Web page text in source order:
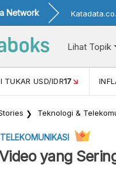
Network
Lihat Topik
IDR17 INFLASI YOY
Teknologi &
yang